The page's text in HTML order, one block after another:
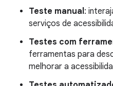
Teste manual:
serviços de
Testes com
ferramentas para
melhorar a